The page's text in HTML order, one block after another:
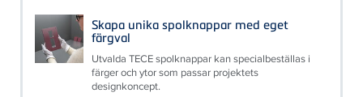
Skapa unika spolknappar med eget
färgval
Utvalda TECE spolknappar kan specialbeställas i
färger och ytor som passar projektets
designkoncept.